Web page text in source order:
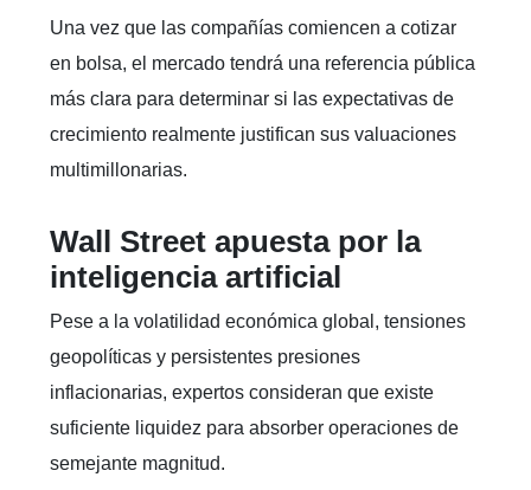
Una vez que las compañías comiencen a cotizar
en bolsa, el mercado tendrá una referencia pública
más clara para determinar si las expectativas de
crecimiento realmente justifican sus valuaciones
multimillonarias.
Wall Street apuesta por la
inteligencia artificial
Pese a la volatilidad económica global, tensiones
geopolíticas y persistentes presiones
inflacionarias, expertos consideran que existe
suficiente liquidez para absorber operaciones de
semejante magnitud.